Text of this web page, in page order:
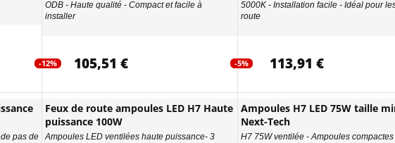
ODB - Haute qualité - Compact et facile à
installer
-12% 105,51 €
5000K - Installation facile - Idéal pour
route
-5% 113,91 €
pas de
Feux de route ampoules LED H7 Haute
puissance 100W
Ampoules LED ventilées haute puissance- 3
Ampoules H7 LED 75W taille
Next-Tech
H7 75W ventilée - Ampoules compactes